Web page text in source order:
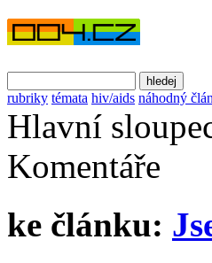
rubriky témata hiv/aids náhodný
Hlavní
Komentáře
ke článku: